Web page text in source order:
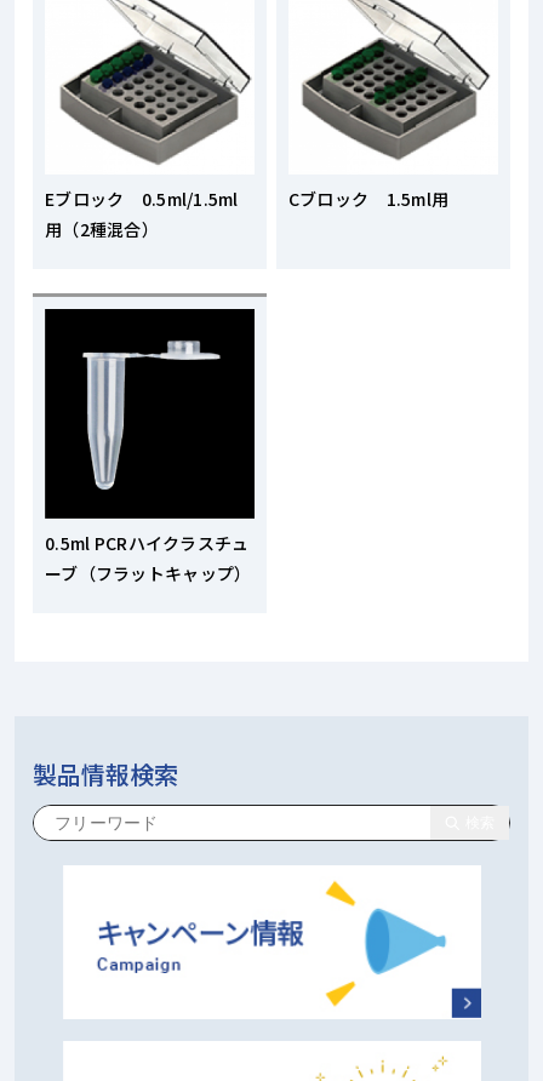
Eブロック 0.5ml/1.5ml
用（2種混合）
Cブロック 1.5ml用
0.5ml PCRハイクラスチュ
ーブ（フラットキャップ）
製品情報検索